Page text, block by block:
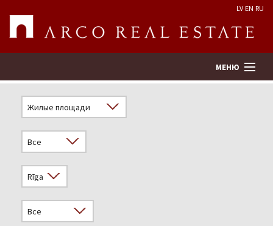
LV EN RU
МЕНЮ
Оценка недвижимости
Предприятие
Услуги